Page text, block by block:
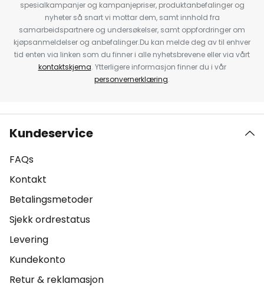
spesialkampanjer og kampanjepriser, produktanbefalinger og
nyheter så snart vi mottar dem, samt innhold fra
samarbeidspartnere og undersøkelser, samt oppfordringer om
kjøpsanmeldelser og anbefalinger.Du kan melde deg av til enhver
tid enten via linken som du finner i alle nyhetsbrevene eller via vårt
kontaktskjema. Ytterligere informasjon finner du i vår
personvernerklæring.
Kundeservice
FAQs
Kontakt
Betalingsmetoder
Sjekk ordrestatus
Levering
Kundekonto
Retur & reklamasjon